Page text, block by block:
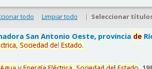
todo Limpiar todo | Seleccionar
San Antonio Oeste, provincia de
Sociedad delEstado.